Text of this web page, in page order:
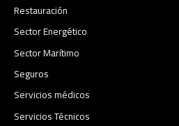
Restauración
Sector Energético
Sector Marítimo
Seguros
Servicios médicos
Servicios Técnicos